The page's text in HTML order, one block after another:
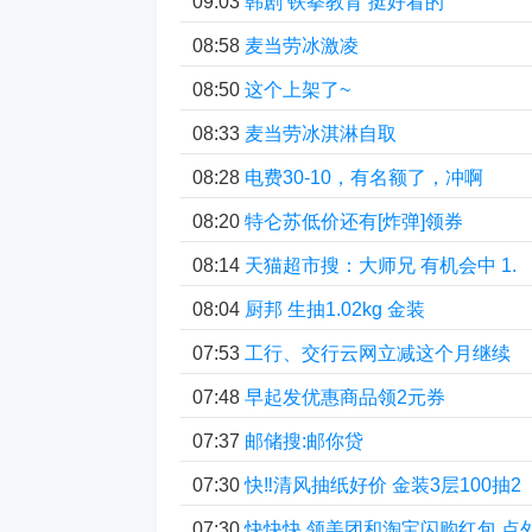
08:58 麦当劳冰激凌
08:50 这个上架了~
08:33 麦当劳冰淇淋自取
08:28 电费30-10，有名额了，冲啊
08:20 特仑苏低价还有[炸弹]领券
08:14 天猫超市搜：大师兄 有机会中 1.
08:04 厨邦 生抽1.02kg 金装
07:53 工行、交行云网立减这个月继续
07:48 早起发优惠商品领2元券
07:37 邮储搜:邮你贷
07:30 快‼清风抽纸好价 金装3层100抽2